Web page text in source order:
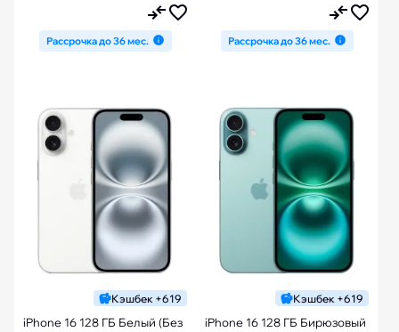
Рассрочка до 36 мес.
Кэшбек +619
iPhone 16 128 ГБ Белый (Без
Рассрочка до 36 мес.
Кэшбек +619
iPhone 16 128 ГБ Бирюзовый